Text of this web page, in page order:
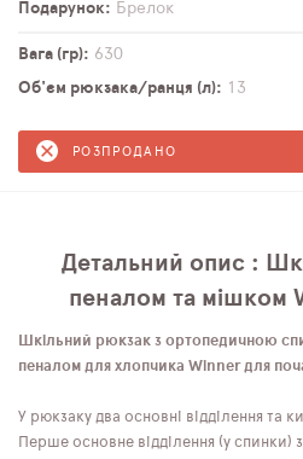
Подарунок
Брелок
Вага (гр)
630
Об'єм рюкзака/ранця (л)
13
РОЗПРОДАНО
Детальний опис :
пеналом та мішком
Шкільний рюкзак з ортопедичною
пеналом для хлопчика Winner для
У рюкзаку два основні відділення та
Перше основне відділення (у спинки)